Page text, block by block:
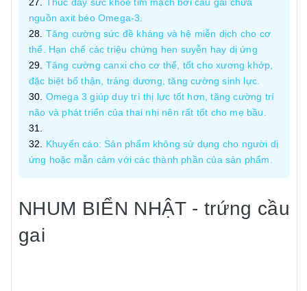
nguồn axit béo Omega-3.
Tăng cường sức đề kháng và hệ miễn dịch cho cơ
thể. Hạn chế các triệu chứng hen suyễn hay dị ứng
Tăng cường canxi cho cơ thể, tốt cho xương khớp,
đặc biệt bổ thận, tráng dương, tăng cường sinh lực.
Omega 3 giúp duy trì thị lực tốt hơn, tăng cường trí
não và phát triển của thai nhi nên rất tốt cho mẹ bầu.
Khuyến cáo: Sản phẩm không sử dụng cho người dị
ứng hoặc mẫn cảm với các thành phần của sản phẩm.
NHUM BIỂN NHẬT - trứng cầu
gai